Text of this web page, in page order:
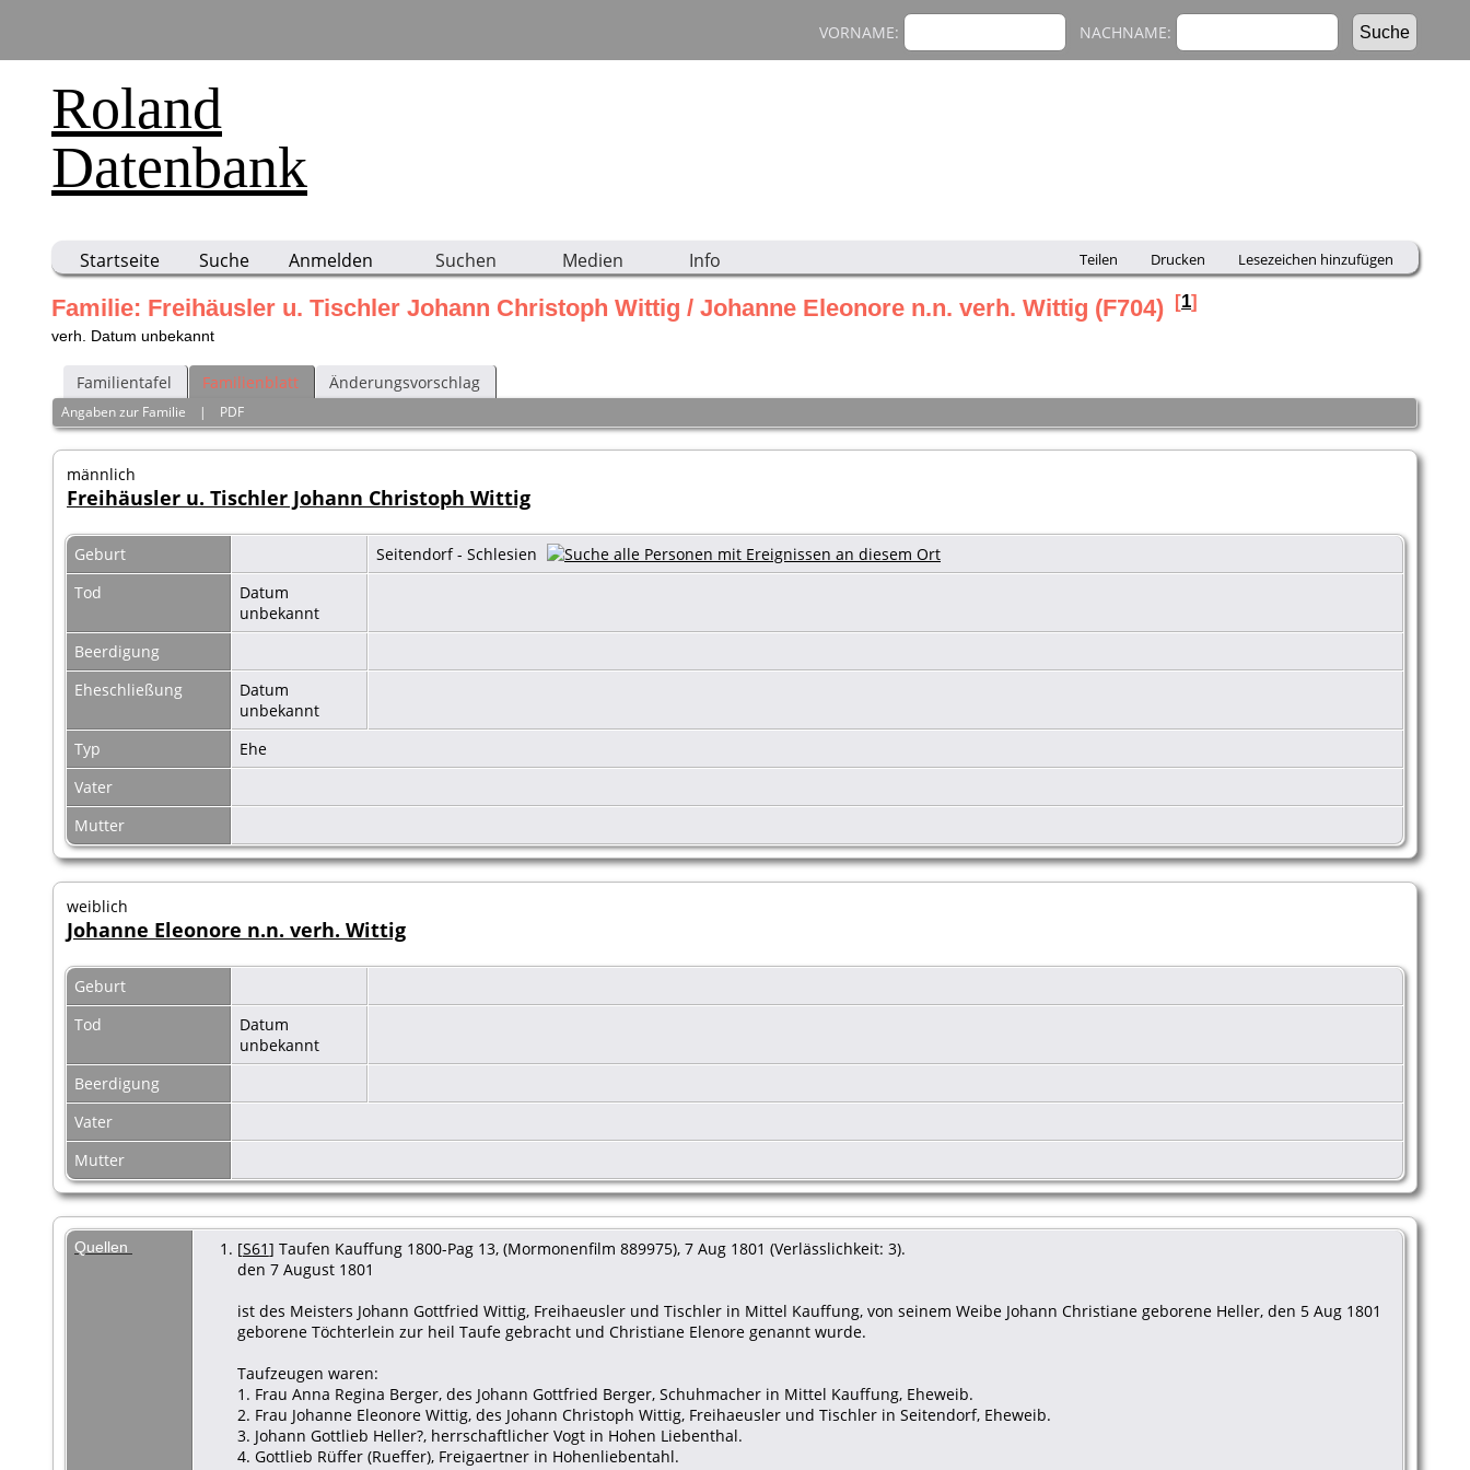
Roland
Datenbank
VORNAME: NACHNAME:
Startseite Suche Anmelden Suchen Medien Info Teilen Drucken Lesezeichen hinzufügen
Familie: Freihäusler u. Tischler Johann Christoph Wittig / Johanne Eleonore n.n. verh. Wittig (F704) [1]
verh. Datum unbekannt
Familientafel Familienblatt Änderungsvorschlag
Angaben zur Familie | PDF
männlich
Freihäusler u. Tischler Johann Christoph Wittig
Geburt
Seitendorf - Schlesien
Tod
Datum
unbekannt
Beerdigung
Eheschließung
Datum
unbekannt
Typ
Ehe
Vater
Mutter
weiblich
Johanne Eleonore n.n. verh. Wittig
Geburt
Tod
Datum
unbekannt
Beerdigung
Vater
Mutter
Quellen [S61] Taufen Kauffung 1800-Pag 13, (Mormonenfilm 889975), 7 Aug 1801 (Verlässlichkeit: 3).
den 7 August 1801
ist des Meisters Johann Gottfried Wittig, Freihaeusler und Tischler in Mittel Kauffung, von seinem Weibe Johann Christiane geborene Heller, den 5 Aug 1801
geborene Töchterlein zur heil Taufe gebracht und Christiane Elenore genannt wurde.
Taufzeugen waren:
1. Frau Anna Regina Berger, des Johann Gottfried Berger, Schuhmacher in Mittel Kauffung, Eheweib.
2. Frau Johanne Eleonore Wittig, des Johann Christoph Wittig, Freihaeusler und Tischler in Seitendorf, Eheweib.
3. Johann Gottlieb Heller?, herrschaftlicher Vogt in Hohen Liebenthal.
4. Gottlieb Rüffer (Rueffer), Freigaertner in Hohenliebentahl.